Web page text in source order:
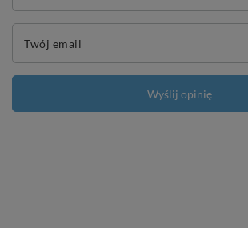
Twój email
Wyślij opinię